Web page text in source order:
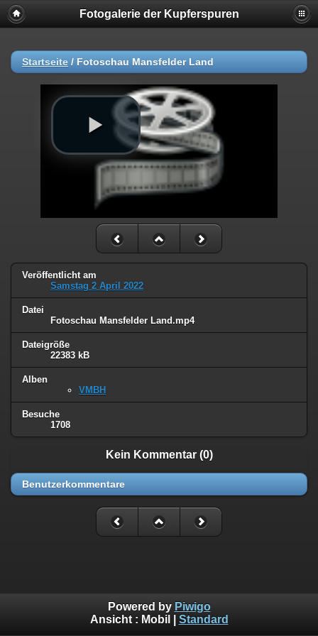
Fotogalerie der Kupferspuren
Startseite / Fotoschau Mansfelder Land
Veröffentlicht am
Samstag 2 April 2022
Datei
Fotoschau Mansfelder Land.mp4
Dateigröße
22383 kB
Alben
VMBH
Besuche
1708
Kein Kommentar (0)
Benutzerkommentare
Powered by Piwigo
Ansicht : Mobil Standard